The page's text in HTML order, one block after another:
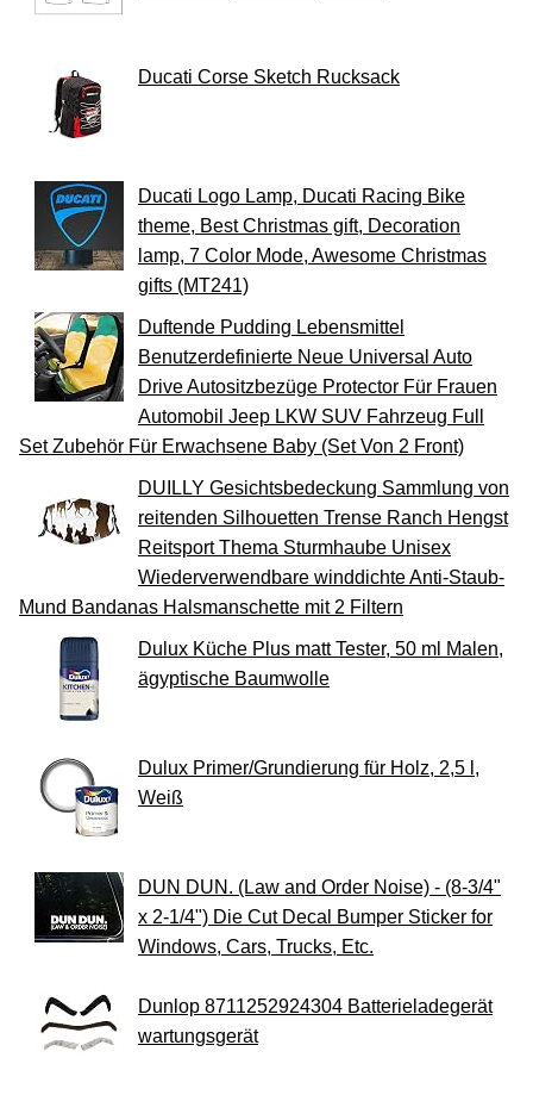
Ducati Corse Sketch Rucksack
Ducati Logo Lamp, Ducati Racing Bike
theme, Best Christmas gift, Decoration
lamp, 7 Color Mode, Awesome Christmas
gifts (MT241)
Duftende Pudding Lebensmittel
Benutzerdefinierte Neue Universal Auto
Drive Autositzbezüge Protector Für Frauen
Automobil Jeep LKW SUV Fahrzeug Full
Set Zubehör Für Erwachsene Baby (Set Von 2 Front)
DUILLY Gesichtsbedeckung Sammlung von
reitenden Silhouetten Trense Ranch Hengst
Reitsport Thema Sturmhaube Unisex
Wiederverwendbare winddichte Anti-Staub-
Mund Bandanas Halsmanschette mit 2 Filtern
Dulux Küche Plus matt Tester, 50 ml Malen,
ägyptische Baumwolle
Dulux Primer/Grundierung für Holz, 2,5 l,
Weiß
DUN DUN. (Law and Order Noise) - (8-3/4"
x 2-1/4") Die Cut Decal Bumper Sticker for
Windows, Cars, Trucks, Etc.
Dunlop 8711252924304 Batterieladegerät
wartungsgerät